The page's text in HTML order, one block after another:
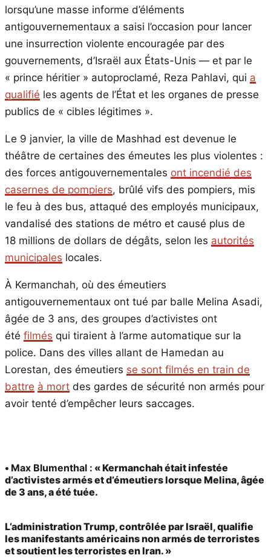
lorsqu’une masse informe d’éléments
antigouvernementaux a saisi l’occasion pour lancer
une insurrection violente encouragée par des
gouvernements, d’Israël aux États-Unis — et par le
« prince héritier » autoproclamé, Reza Pahlavi, qui a
qualifié les agents de l’État et les organes de presse
publics de « cibles légitimes ».
Le 9 janvier, la ville de Mashhad est devenue le
théâtre de certaines des émeutes les plus violentes :
des forces antigouvernementales ont incendié des
casernes de pompiers, brûlé vifs des pompiers, mis
le feu à des bus, attaqué des employés municipaux,
vandalisé des stations de métro et causé plus de
18 millions de dollars de dégâts, selon les autorités
municipales locales.
À Kermanchah, où des émeutiers
antigouvernementaux ont tué par balle Melina Asadi,
âgée de 3 ans, des groupes d’activistes ont
été filmés qui tiraient à l’arme automatique sur la
police. Dans des villes allant de Hamedan au
Lorestan, des émeutiers se sont filmés en train de
battre à mort des gardes de sécurité non armés pour
avoir tenté d’empêcher leurs saccages.
• Max Blumenthal : « Kermanchah était infestée
d’activistes armés et d’émeutiers lorsque Melina, âgée
de 3 ans, a été tuée.
L’administration Trump, contrôlée par Israël, qualifie
les manifestants américains non armés de terroristes
et soutient les terroristes en Iran. »